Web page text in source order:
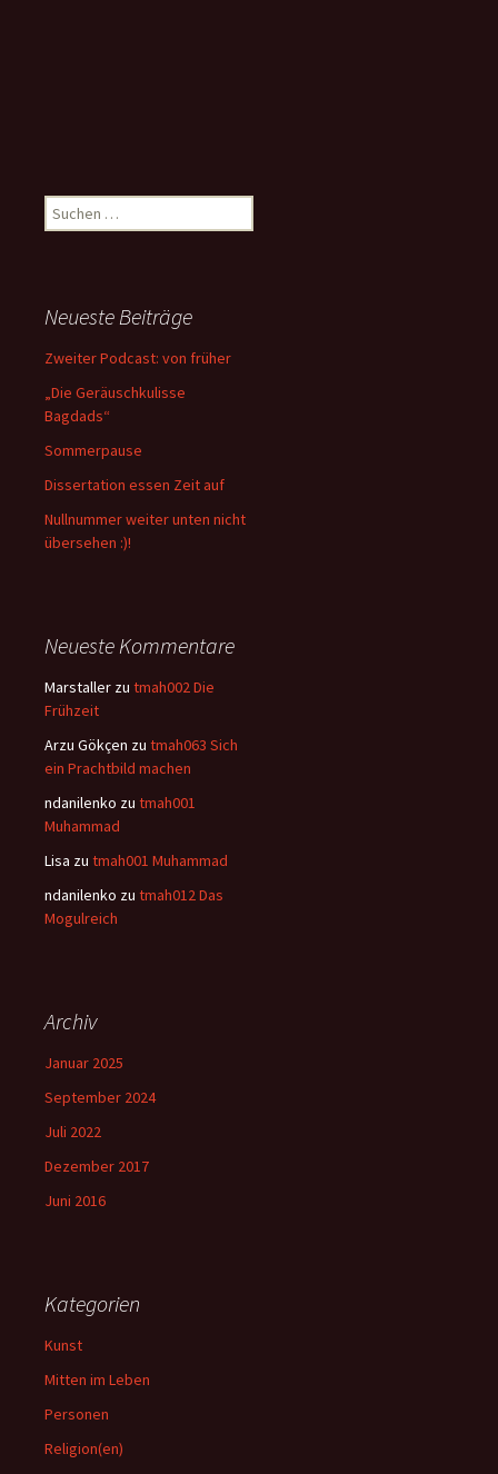
Suchen
nach:
Neueste Beiträge
Zweiter Podcast: von früher
„Die Geräuschkulisse
Bagdads“
Sommerpause
Dissertation essen Zeit auf
Nullnummer weiter unten nicht
übersehen :)!
Neueste Kommentare
Marstaller zu tmah002 Die
Frühzeit
Arzu Gökçen zu tmah063 Sich
ein Prachtbild machen
ndanilenko zu tmah001
Muhammad
Lisa zu tmah001 Muhammad
ndanilenko zu tmah012 Das
Mogulreich
Archiv
Januar 2025
September 2024
Juli 2022
Dezember 2017
Juni 2016
Kategorien
Kunst
Mitten im Leben
Personen
Religion(en)